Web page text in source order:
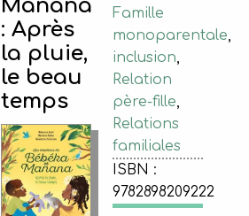
Famille
monoparentale,
inclusion,
Relation
père-fille,
Relations
familiales
ISBN :
9782898209222
Manana
: Après
la pluie,
le beau
temps